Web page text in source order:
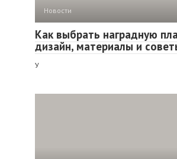
Новости
Как выбрать наградную
дизайн, материалы и
У